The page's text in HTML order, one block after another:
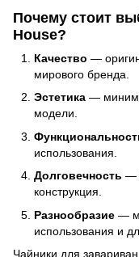
Почему стоит
House?
Качество —
мирового бренда.
Эстетика —
модели.
использования.
Долговечность —
конструкция.
Разнообразие —
использования и
Чайники для